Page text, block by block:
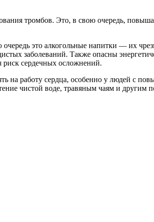
тромбов. Это, в свою очередь,
это алкогольные напитки — их
заболеваний. Также опасны
риск сердечных осложнений.
работу сердца, особенно у людей с
чистой воде, травяным чаям и другим